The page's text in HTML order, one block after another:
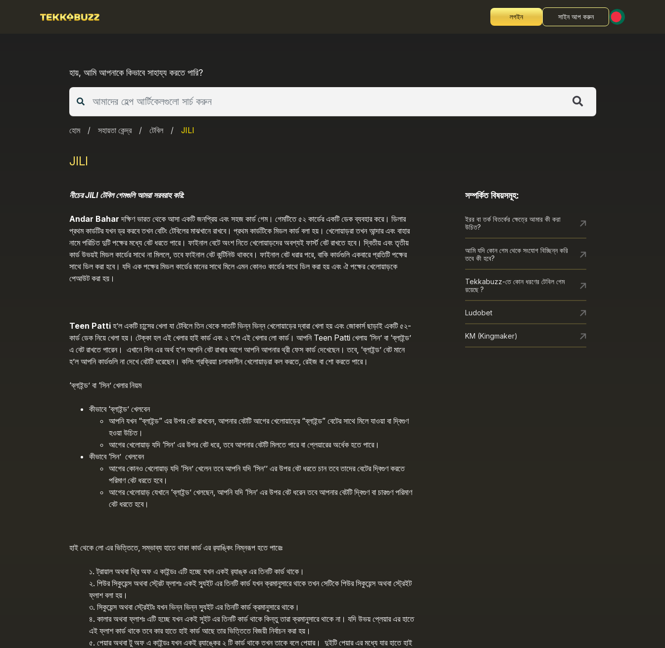
লগইন সাইন আপ করুন
হায়, আমি আপনাকে কিভাবে সাহায্য করতে পারি?
হোম / সহায়তা কেন্দ্র / টেবিল / JILI
JILI
নীচের JILI টেবিল গেমগুলি আমরা সরবরাহ করি:
Andar Bahar দক্ষিণ ভারত থেকে আসা একটি জনপ্রিয় এবং সহজ কার্ড গেম। গেমটিতে ৫২ কার্ডের একটি ডেক ব্যবহার করে। ডিলার
প্রথম কার্ডটির যখন ড্র করবে তখন বেটিং টেবিলের মাঝখানে রাখবে। প্রথম কার্ডটিকে মিডল কার্ড বলা হয়। খেলোয়াড়রা তখন আন্দার এবং বাহার
নামে পরিচিত দুটি পক্ষের মধ্যে বেট ধরতে পারে। ফাইনাল বেটে অংশ নিতে খেলোয়াড়দের অবশ্যই ফার্স্ট বেট রাখতে হবে। দ্বিতীয় এবং তৃতীয়
কার্ড উভয়ই মিডল কার্ডের সাথে না মিললে, তবে ফাইনাল বেট কন্টিনিউ থাকবে। ফাইনাল বেট ধরার পরে, বাকি কার্ডগুলি একবারে প্রতিটি পক্ষের
সাথে ডিল করা হবে। যদি এক পক্ষের মিডল কার্ডের মানের সাথে মিলে এমন কোনও কার্ডের সাথে ডিল করা হয় এবং ঐ পক্ষের খেলোয়াড়কে
পেআউট করা হয়।
Teen Patti হ’ল একটি চান্সের খেলা যা টেবিলে তিন থেকে সাতটি ভিন্ন ভিন্ন খেলোয়াড়ের দ্বারা খেলা হয় এবং জোকার্স ছাড়াই একটি ৫২-
কার্ড ডেক নিয়ে খেলা হয়। টেক্কা হল এই খেলার হাই কার্ড এবং ২ হ’ল এই খেলার লো কার্ড। আপনি Teen Patti খেলায় ‘সিন’ বা ‘ব্লাইন্ড’
এ বেট রাখতে পারেন। এখানে সিন এর অর্থ হ’ল আপনি বেট রাখার আগে আপনি আপনার থ্রী ফেস কার্ড দেখেছেন। তবে, ‘ব্লাইন্ড’ বেট মানে
হ’ল আপনি কার্ডগুলি না দেখে বেটটি ধরেছেন। কলিং প্রক্রিয়া চলাকালীন খেলোয়াড়রা কল করতে, রেইজ বা শো করতে পারে।
‘ব্লাইন্ড’ বা ‘সিন’ খেলার নিয়ম
কীভাবে ‘ব্লাইন্ড’ খেলবেন
আপনি যখন “ব্লাইন্ড” এর উপর বেট রাখবেন, আপনার বেটটি আগের খেলোয়াড়ের “ব্লাইন্ড” বেটের সাথে মিলে যাওয়া বা দ্বিগুণ
হওয়া উচিত।
আগের খেলোয়াড় যদি ‘সিন’ এর উপর বেট ধরে, তবে আপনার বেটটি মিলতে পারে বা প্লেয়ারের অর্ধেক হতে পারে।
কীভাবে ‘সিন’ খেলবেন
আগের কোনও খেলোয়াড় যদি ‘সিন’ খেলেন তবে আপনি যদি ‘সিন’’ এর উপর বেট ধরতে চান তবে তাদের বেটের দ্বিগুণ করতে
পরিমাণ বেট ধরতে হবে।
আগের খেলোয়াড় যেখানে ‘ব্লাইন্ড’ খেলছেন, আপনি যদি ‘সিন’ এর উপর বেট ধরেন তবে আপনার বেটটি দ্বিগুণ বা চারগুণ পরিমাণ
বেট ধরতে হবে।
হাই থেকে লো এর ভিত্তিতে, সম্ভাব্য হাতে থাকা কার্ড এর র‍্যাঙ্কিং নিম্নরূপ হতে পারেঃ
১. ট্রায়াল অথবা থ্রি অফ এ কাইন্ডঃ এটি হচ্ছে যখন একই র‍্যাঙ্ক এর তিনটি কার্ড থাকে।
২. পিউর সিকুয়েন্স অথবা স্ট্রেট ফ্লাশঃ একই স্যুইট এর তিনটি কার্ড যখন ক্রমানুসারে থাকে তখন সেটিকে পিউর সিকুয়েন্স অথবা স্ট্রেইট
ফ্লাশ বলা হয়।
৩. সিকুয়েন্স অথবা স্ট্রেইটঃ যখন ভিন্ন ভিন্ন স্যুইট এর তিনটি কার্ড ক্রমানুসারে থাকে।
৪. কালার অথবা ফ্লাশঃ এটি হচ্ছে যখন একই সুইট এর তিনটি কার্ড থাকে কিন্তু তারা ক্রমানুসারে থাকে না। যদি উভয় প্লেয়ার এর হাতে
এই ফ্লাশ কার্ড থাকে তবে কার হাতে হাই কার্ড আছে তার ভিত্তিতে বিজয়ী নির্বাচন করা হয়।
৫. পেয়ার অথবা টু অফ এ কাইন্ডঃ যখন একই র‍্যাঙ্কের ২ টি কার্ড থাকে তখন তাকে বলে পেয়ার। দুইটি পেয়ার এর মধ্যে যার হাতে হাই
সম্পর্কিত বিষয়সমূহ:
ইরর বা তর্ক বিতর্কের ক্ষেত্রে আমার কী করা
উচিত?
আমি যদি কোন গেম থেকে সংযোগ বিচ্ছিন্ন করি
তবে কী হবে?
Tekkabuzz-তে কোন ধরণের টেবিল গেম
রয়েছে ?
Ludobet
KM (Kingmaker)